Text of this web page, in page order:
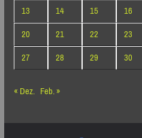
13
14 15 16
20
21 22 23
27
28 29 30
« Dez. Feb. »